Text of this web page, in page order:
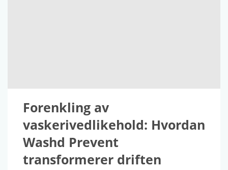
Forenkling av
vaskerivedlikehold: Hvordan
Washd Prevent
transformerer driften